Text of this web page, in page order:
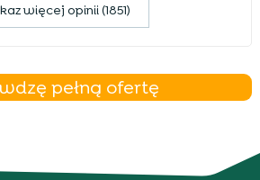
więcej opinii (1851)
pełną ofertę